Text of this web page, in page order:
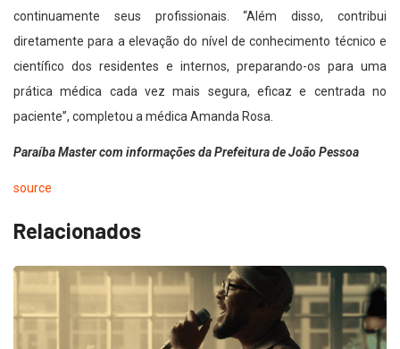
continuamente seus profissionais. “Além disso, contribui
diretamente para a elevação do nível de conhecimento técnico e
científico dos residentes e internos, preparando-os para uma
prática médica cada vez mais segura, eficaz e centrada no
paciente”, completou a médica Amanda Rosa.
Paraíba Master com informações da Prefeitura de João Pessoa
source
Relacionados